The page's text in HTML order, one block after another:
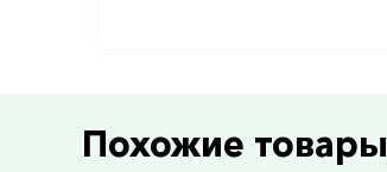
Похожие товары